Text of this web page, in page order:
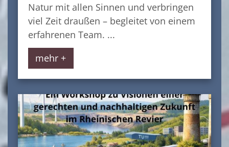
Natur mit allen Sinnen und verbringen
viel Zeit draußen – begleitet von einem
erfahrenen Team. ...
mehr +